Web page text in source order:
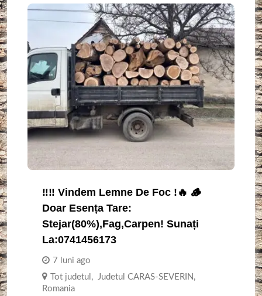
‼️‼️ Vindem Lemne De Foc !🔥 🪵
Doar Esența Tare:
Stejar(80%),fag,carpen! Sunați
La:0741456173
7 luni ago
Tot judetul , Judetul CARAS-SEVERIN ,
Romania